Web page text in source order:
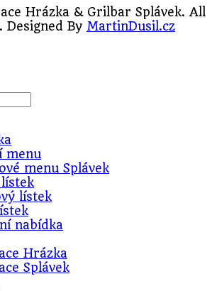
Hrázka & Grilbar Splávek. All
Designed By MartinDusil.cz
menu
menu Splávek
lístek
nabídka
Hrázka
Splávek